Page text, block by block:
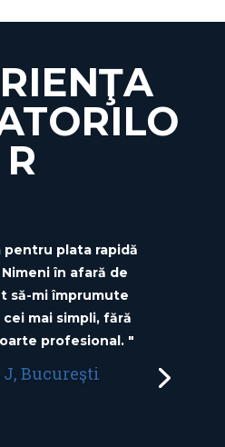
R
pentru plata rapidă
în afară de
să-mi împrumute
mai simpli, fără
profesional. "
Bucureşti